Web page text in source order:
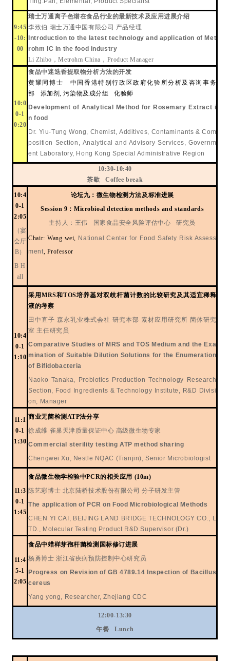
9:45
-10:
00
瑞士万通离子色谱在食品行业的最新技术及应用进展介绍
李致伯 瑞士万通中国有限公司 产品经理
Introduction to the latest technology and application of Met
rohm IC in the food industry
Li Zhibo ，Metrohm China ， Product Manager
10:0
0-1
0:20
食品中迷迭香提取物分析方法的开发
黄耀同博士 中国香港特别行政区政府化验所分析及咨询事务
部 添加剂,污染物及成分组化验师
Development of Analytical Method for Rosemary Extract i
n food
Dr. Yiu-Tung Wong, Chemist, Additives, Contaminants & Com
position Section, Analytical and Advisory Services, Governm
ent Laboratory, Hong Kong Special Administrative Region
10:30-10:40
茶歇
Coffee break
10:4
0-1
2:05
（宴
会厅
B）
B H
all
论坛九：微生物检测方法及标准进展
Session 9 ： Microbioal detection methods and standards
主持人：王伟
国家食品安全风险评估中心研究员
Chair: Wang wei, National Center for Food Safety Risk Assess
ment, Professor
10:4
0-1
1:10
采用MRS和TOS培养基对双歧杆菌计数的比较研究及其适宜稀释
液的考察
田中直子森永乳业株式会社 研究本部 素材应用研究所 菌体研究
室 主任研究员
Comparative Studies of MRS and TOS Medium and the Exa
mination of Suitable Dilution Solutions for the Enumeration
of Bifidobacteria
Naoko Tanaka, Probiotics Production Technology Research
Section, Food Ingredients & Technology Institute, R&D Divisi
on, Manager
11:1
0-1
1:30
商业无菌检测 ATP法分享
徐成维 雀巢天津质量保证中心 高级微生物专家
Commercial sterility testing ATP method sharing
Chengwei Xu, Nestle NQAC (Tianjin), Senior Microbiologist
11:3
0-1
1:45
食品微生物学检验中PCR的相关应用 (10m)
陈艺彩博士 北京陆桥技术股份有限公司分子研发主管
The application of PCR on Food Microbiological Methods
CHEN YI CAI, BEIJING LAND BRIDGE TECHNOLOGY CO., L
TD., Molecular Testing Product R&D Supervisor (Dr.)
11:4
5-1
2:05
食品中蜡样芽孢杆菌检测国标修订进展
杨勇博士浙江省疾病预防控制中心研究员
Progress on Revision of GB 4789.14 Inspection of Bacillus
cereus
Yang yong, Researcher, Zhejiang CDC
12:00-13:30
午餐 Lunch